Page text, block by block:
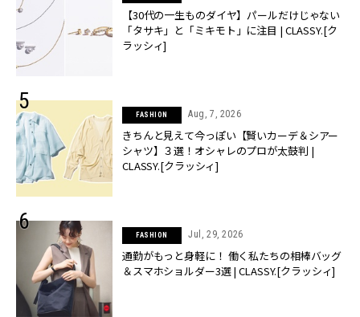
【30代の一生ものダイヤ】パールだけじゃない
「タサキ」と「ミキモト」に注目 | CLASSY.[ク
ラッシィ]
FASHION Aug, 7, 2026
きちんと見えて今っぽい【賢いカーデ＆シアー
シャツ】３選！オシャレのプロが太鼓判 |
CLASSY.[クラッシィ]
FASHION Jul, 29, 2026
通勤がもっと身軽に！ 働く私たちの相棒バッグ
＆スマホショルダー3選 | CLASSY.[クラッシィ]